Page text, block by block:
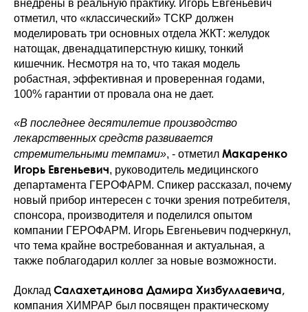
внедрены в реальную практику. Игорь Евгеньевич
отметил, что «классический» ТСКР должен
моделировать три основных отдела ЖКТ: желудок
натощак, двенадцатиперстную кишку, тонкий
кишечник. Несмотря на то, что такая модель
робастная, эффективная и проверенная годами,
100% гарантии от провала она не дает.
«В последнее десятилетие производство
лекарственных средств развивается
стремительными темпами», - отметил Макаренко
Игорь Евгеньевич, руководитель медицинского
департамента ГЕРОФАРМ. Спикер рассказал, почему
новый прибор интересен с точки зрения потребителя,
спонсора, производителя и поделился опытом
компании ГЕРОФАРМ. Игорь Евгеньевич подчеркнул,
что тема крайне востребованная и актуальная, а
также поблагодарил коллег за новые возможности.
Доклад Салахетдинова Дамира Хизбуллаевича,
компания ХИМРАР был посвящен практическому